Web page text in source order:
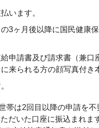
います。
3ヶ月後以降に国民健康
申請書及び請求書（兼
来られる方の顔写真付き
帯は2回目以降の申請を
だいた口座に振込まれ